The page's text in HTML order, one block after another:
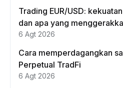
Trading EUR/USD:
dan apa yang
6 Agt 2026
Cara memperdagangkan
Perpetual TradFi
6 Agt 2026